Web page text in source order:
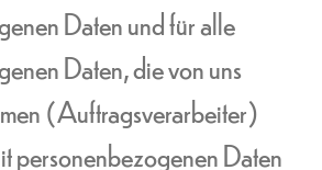
Daten und für alle
Daten, die von uns
(Auftragsverarbeiter)
personenbezogenen Daten